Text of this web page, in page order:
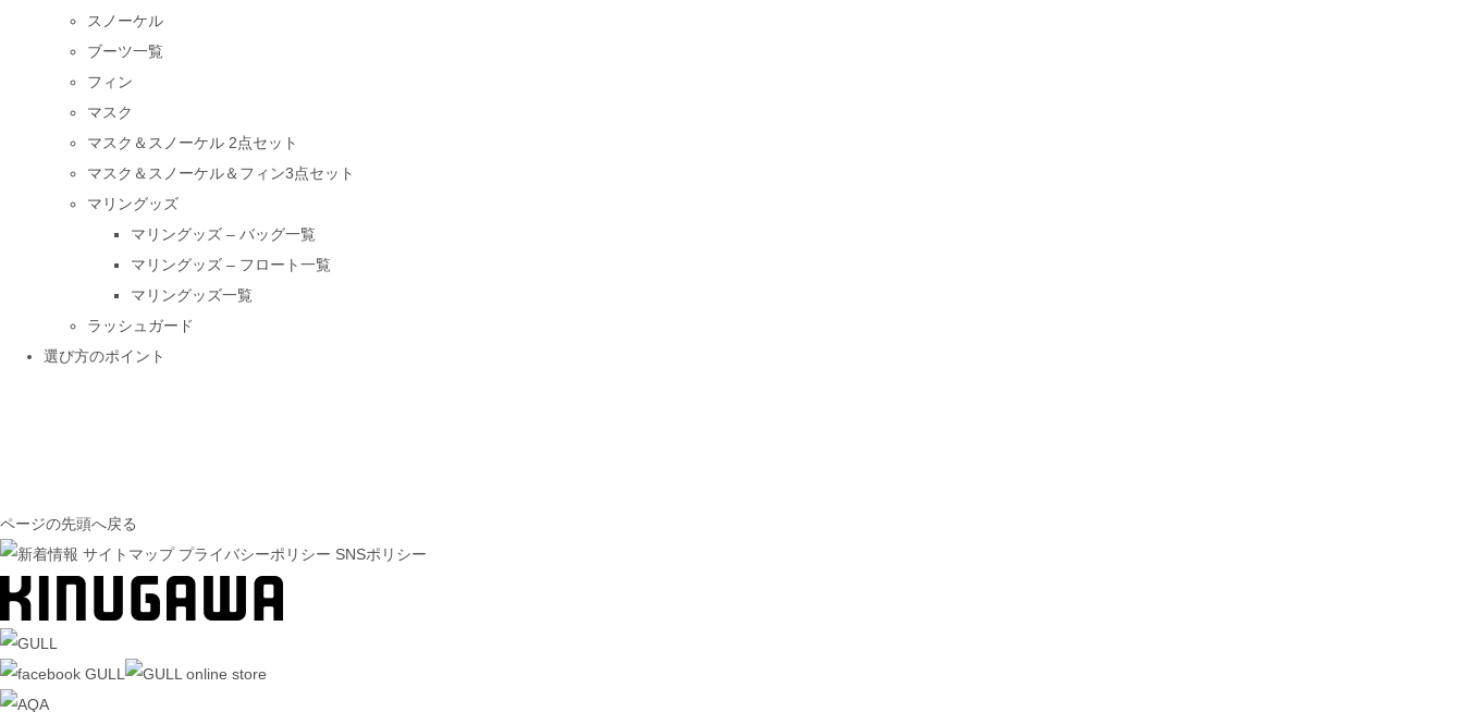
スノーケル
ブーツ一覧
フィン
マスク
マスク＆スノーケル 2点セット
マスク＆スノーケル＆フィン3点セット
マリングッズ
マリングッズ – バッグ一覧
マリングッズ – フロート一覧
マリングッズ一覧
ラッシュガード
選び方のポイント
ページの先頭へ戻る
サイトマップ プライバシーポリシー SNSポリシー